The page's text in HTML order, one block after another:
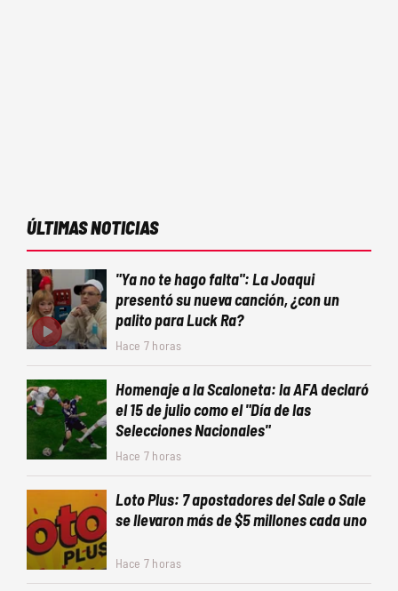
ÚLTIMAS NOTICIAS
"Ya no te hago falta": La Joaqui
presentó su nueva canción, ¿con un
palito para Luck Ra?
Hace 7 horas
Homenaje a la Scaloneta: la AFA declaró
el 15 de julio como el "Día de las
Selecciones Nacionales"
Hace 7 horas
Loto Plus: 7 apostadores del Sale o Sale
se llevaron más de $5 millones cada uno
Hace 7 horas